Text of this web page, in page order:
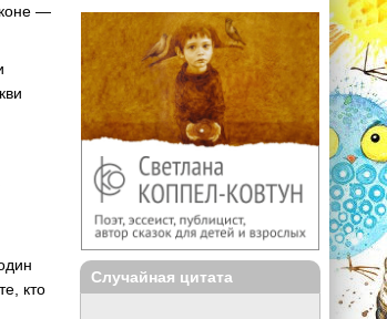
—
кто
Случайная цитата